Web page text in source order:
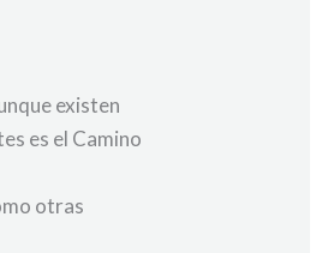
existen
es el Camino
otras